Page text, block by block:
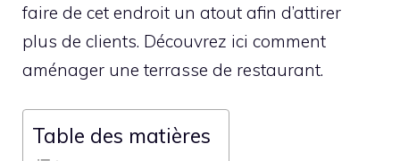
faire de cet endroit un atout afin d’attirer
plus de clients. Découvrez ici comment
aménager une terrasse de restaurant.
Table des matières